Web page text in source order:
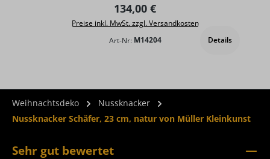
Regulärer Preis:
134,00 €
Preise inkl. MwSt. zzgl. Versandkosten
Art-Nr: M14204 Details
Weihnachtsdeko
Nussknacker
Nussknacker Schäfer, 23 cm, natur von Müller Kleinkunst
Sehr gut bewertet